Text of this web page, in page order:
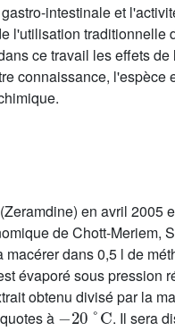
intestinale et
l'utilisation traditionnelle
ce travail les effets
connaissance, l'espèce
en avril 2005
de Chott-Meriem,
dans 0,5 l de
évaporé sous pression
obtenu divisé par la
à
−20°C
. Il sera